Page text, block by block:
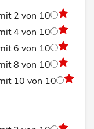
2 von 10
4 von 10
6 von 10
8 von 10
10 von 10